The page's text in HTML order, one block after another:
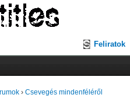
Feliratok
›Csevegés mindenféléről